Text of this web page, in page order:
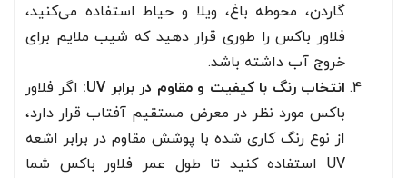
گاردن، محوطه باغ، ویلا و حیاط استفاده می‌کنید،
فلاور باکس را طوری قرار دهید که شیب ملایم برای
خروج آب داشته باشد.
انتخاب رنگ با کیفیت و مقاوم در برابر UV:
اگر فلاور
باکس مورد نظر در معرض مستقیم آفتاب قرار دارد،
از نوع رنگ کاری شده با پوشش مقاوم در برابر اشعه
UV استفاده کنید تا طول عمر فلاور باکس شما